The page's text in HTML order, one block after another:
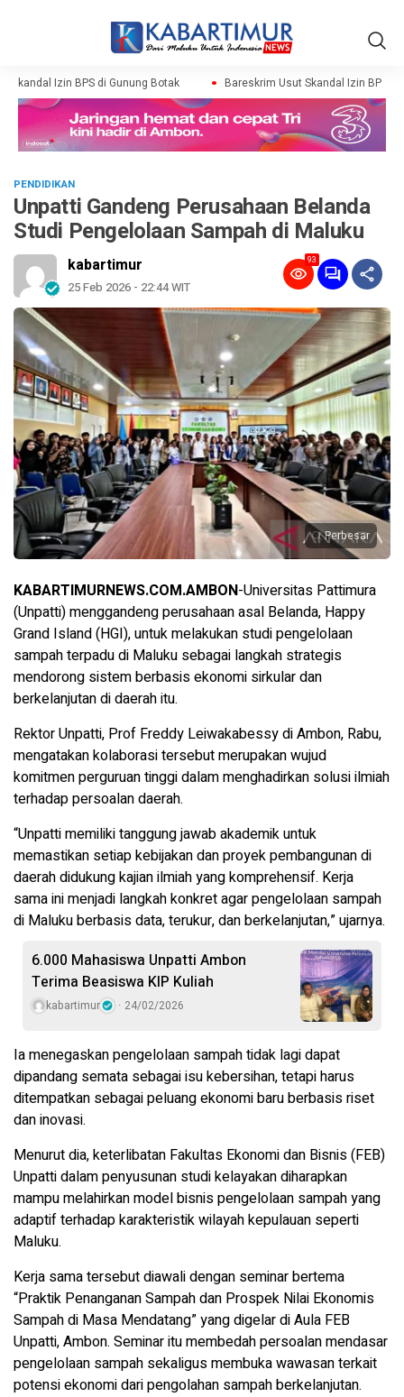
Izin BPS di Gunung Botak Bareskrim Usut Skandal Izin BPS di
PENDIDIKAN
Unpatti Gandeng Perusahaan Belanda
Studi Pengelolaan Sampah di Maluku
kabartimur
25 Feb 2026 - 22:44 WIT
93
Perbesar
KABARTIMURNEWS.COM.AMBON-Universitas Pattimura
(Unpatti) menggandeng perusahaan asal Belanda, Happy
Grand Island (HGI), untuk melakukan studi pengelolaan
sampah terpadu di Maluku sebagai langkah strategis
mendorong sistem berbasis ekonomi sirkular dan
berkelanjutan di daerah itu.
Rektor Unpatti, Prof Freddy Leiwakabessy di Ambon, Rabu,
mengatakan kolaborasi tersebut merupakan wujud
komitmen perguruan tinggi dalam menghadirkan solusi ilmiah
terhadap persoalan daerah.
“Unpatti memiliki tanggung jawab akademik untuk
memastikan setiap kebijakan dan proyek pembangunan di
daerah didukung kajian ilmiah yang komprehensif. Kerja
sama ini menjadi langkah konkret agar pengelolaan sampah
di Maluku berbasis data, terukur, dan berkelanjutan,” ujarnya.
6.000 Mahasiswa Unpatti Ambon
Terima Beasiswa KIP Kuliah
kabartimur 24/02/2026
Ia menegaskan pengelolaan sampah tidak lagi dapat
dipandang semata sebagai isu kebersihan, tetapi harus
ditempatkan sebagai peluang ekonomi baru berbasis riset
dan inovasi.
Menurut dia, keterlibatan Fakultas Ekonomi dan Bisnis (FEB)
Unpatti dalam penyusunan studi kelayakan diharapkan
mampu melahirkan model bisnis pengelolaan sampah yang
adaptif terhadap karakteristik wilayah kepulauan seperti
Maluku.
Kerja sama tersebut diawali dengan seminar bertema
“Praktik Penanganan Sampah dan Prospek Nilai Ekonomis
Sampah di Masa Mendatang” yang digelar di Aula FEB
Unpatti, Ambon. Seminar itu membedah persoalan mendasar
pengelolaan sampah sekaligus membuka wawasan terkait
potensi ekonomi dari pengolahan sampah berkelanjutan.